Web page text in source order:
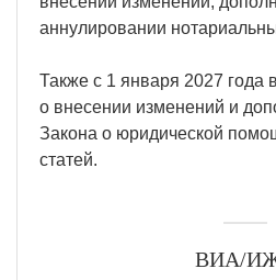
аннулировании
Также с 1 января 2027 года
о внесении изменений и
Закона о юридической
статей.
ВИА/